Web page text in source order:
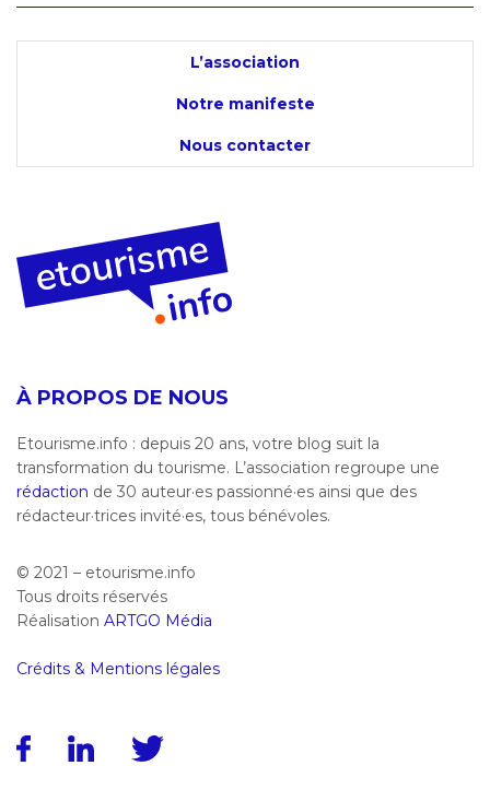
L’association
Notre manifeste
Nous contacter
À PROPOS DE NOUS
Etourisme.info : depuis 20 ans, votre blog suit la
transformation du tourisme. L’association regroupe une
rédaction de 30 auteur·es passionné·es ainsi que des
rédacteur·trices invité·es, tous bénévoles.
© 2021 – etourisme.info
Tous droits réservés
Réalisation ARTGO Média
Crédits & Mentions légales